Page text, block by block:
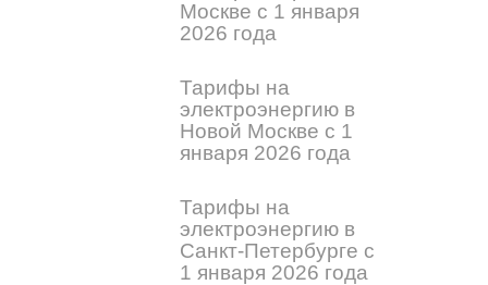
Москве с 1 января
2026 года
Тарифы на
электроэнергию в
Новой Москве с 1
января 2026 года
Тарифы на
электроэнергию в
Санкт-Петербурге с
1 января 2026 года